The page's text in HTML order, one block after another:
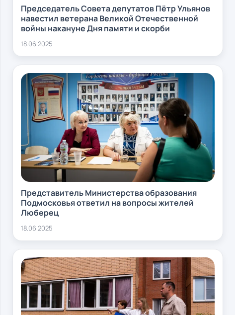
Председатель Совета депутатов Пётр Ульянов
навестил ветерана Великой Отечественной
войны накануне Дня памяти и скорби
18.06.2025
Представитель Министерства образования
Подмосковья ответил на вопросы жителей
Люберец
18.06.2025